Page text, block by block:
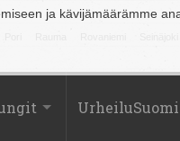
ja kävijämäärämme